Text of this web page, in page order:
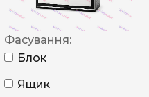
Фасування:
Блок
Ящик